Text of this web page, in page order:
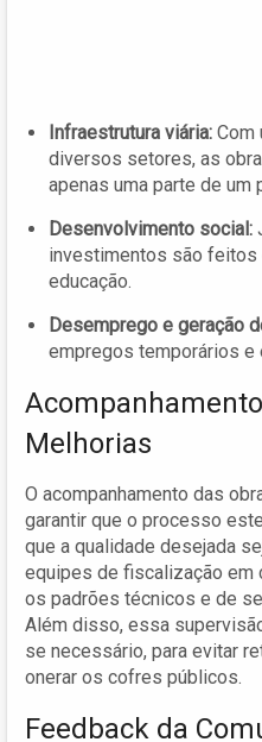
Infraestrutura viária: Com
diversos setores, as
apenas uma parte de um
Desenvolvimento social:
investimentos são
educação.
Desemprego e geração
empregos temporários e
Melhorias
O acompanhamento das
garantir que o processo
que a qualidade desejada
equipes de fiscalização em
os padrões técnicos e de
Além disso, essa
se necessário, para evitar
onerar os cofres públicos.
Feedback da